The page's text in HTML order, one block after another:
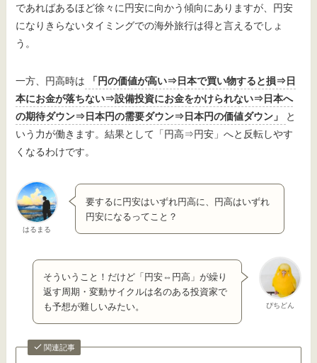
であればあるほど徐々に円安に向かう傾向にありますが、円安
になりきらないタイミングでの海外旅行は得と言えるでしょ
う。
一方、円高時は
「円の価値が高い⇒日本で買い物すると損⇒日
本にお金が落ちない⇒設備投資にお金をかけられない⇒日本へ
の期待ダウン⇒日本円の需要ダウン⇒日本円の価値ダウン」
と
いう力が働きます。結果として「円高⇒円安」へと反転しやす
くなるわけです。
はるまる
要するに円安はいずれ円高に、円高はいずれ
円安になるってこと？
ぴちどん
そういうこと！だけど「円安⇔円高」が繰り
返す周期・変動サイクルは名のある投資家で
も予想が難しいみたい。
関連記事